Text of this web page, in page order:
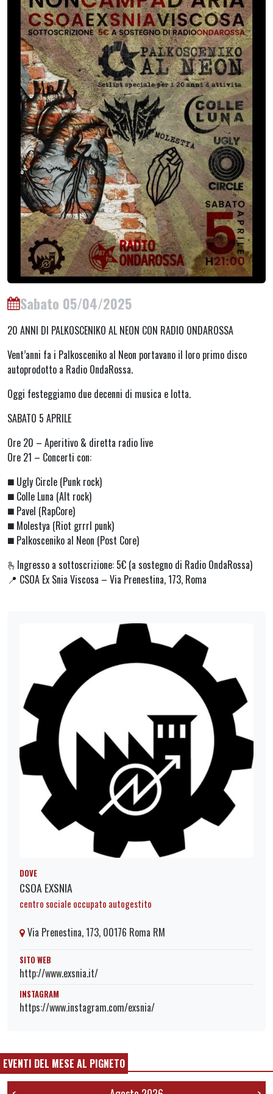
Sabato 05/04/2025
20 ANNI DI PALKOSCENIKO AL NEON CON RADIO ONDAROSSA
Vent’anni fa i Palkosceniko al Neon portavano il loro primo disco
autoprodotto a Radio OndaRossa.
Oggi festeggiamo due decenni di musica e lotta.
SABATO 5 APRILE
Ore 20 – Aperitivo & diretta radio live
Ore 21 – Concerti con:
◼️ Ugly Circle (Punk rock)
◼️ Colle Luna (Alt rock)
◼️ Pavel (RapCore)
◼️ Molestya (Riot grrrl punk)
◼️ Palkosceniko al Neon (Post Core)
🫰Ingresso a sottoscrizione: 5€ (a sostegno di Radio OndaRossa)
📍 CSOA Ex Snia Viscosa – Via Prenestina, 173, Roma
DOVE
CSOA EXSNIA
centro sociale occupato autogestito
Via Prenestina, 173, 00176 Roma RM
SITO WEB
http://www.exsnia.it/
INSTAGRAM
https://www.instagram.com/exsnia/
EVENTI DEL MESE AL PIGNETO